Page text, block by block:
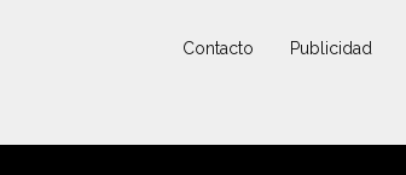
Contacto Publicidad